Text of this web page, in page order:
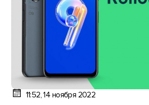
11:52, 14 ноября 2022